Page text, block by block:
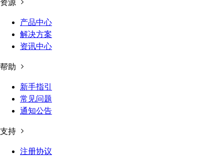
资源
产品中心
解决方案
资讯中心
帮助
新手指引
常见问题
通知公告
支持
注册协议